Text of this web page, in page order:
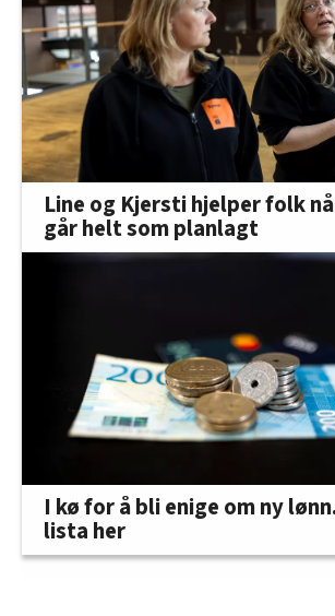
Line og Kjersti hjelper folk
går helt som planlagt
I kø for å bli enige om ny
lista her